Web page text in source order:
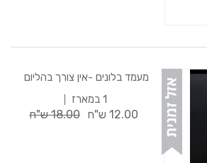
מעמד בלונים -אין צורך בהליום
1 במארז
12.00 ש"ח 18.00 ש"ח